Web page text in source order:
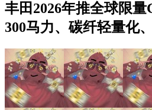
丰田2026年推全球限量
300马力、碳纤轻量化